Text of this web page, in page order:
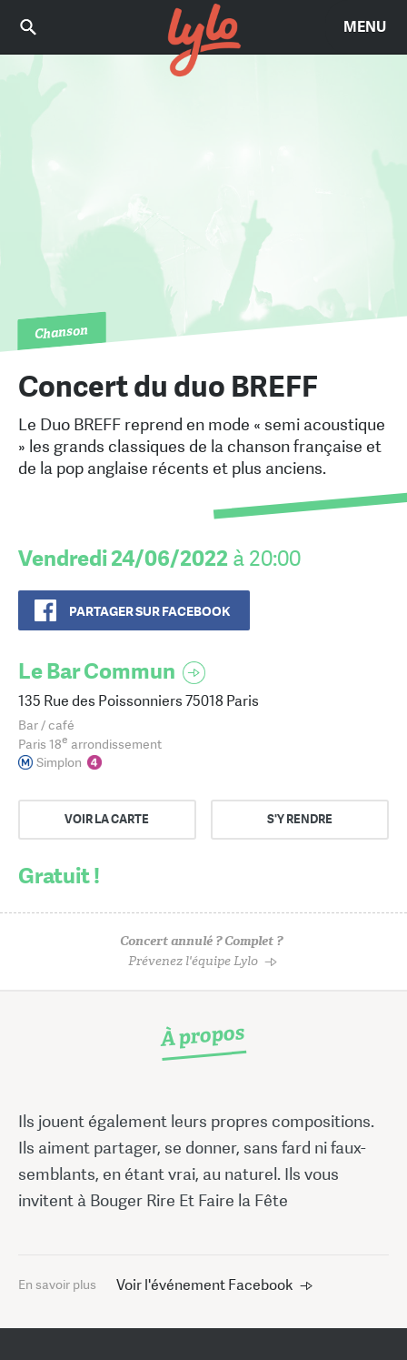
MENU
Chanson
Concert du duo BREFF
Le Duo BREFF reprend en mode « semi acoustique
» les grands classiques de la chanson française et
de la pop anglaise récents et plus anciens.
Vendredi 24/06/2022 à 20:00
PARTAGER SUR FACEBOOK
Le Bar Commun
135 Rue des Poissonniers 75018 Paris
Bar / café
Paris 18e arrondissement
Simplon
VOIR LA CARTE S'Y RENDRE
Gratuit !
Concert annulé ? Complet ?
Prévenez l'équipe Lylo
À propos
Ils jouent également leurs propres compositions.
Ils aiment partager, se donner, sans fard ni faux-
semblants, en étant vrai, au naturel. Ils vous
invitent à Bouger Rire Et Faire la Fête
En savoir plus Voir l'événement Facebook